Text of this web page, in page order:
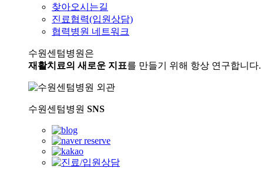
찾아오시는길
진료협력(입원상담)
협력병원 네트워크
수원센텀병원은
재활치료의 새로운 지표를 만들기 위해 항상 연구합니다.
수원센텀병원 SNS